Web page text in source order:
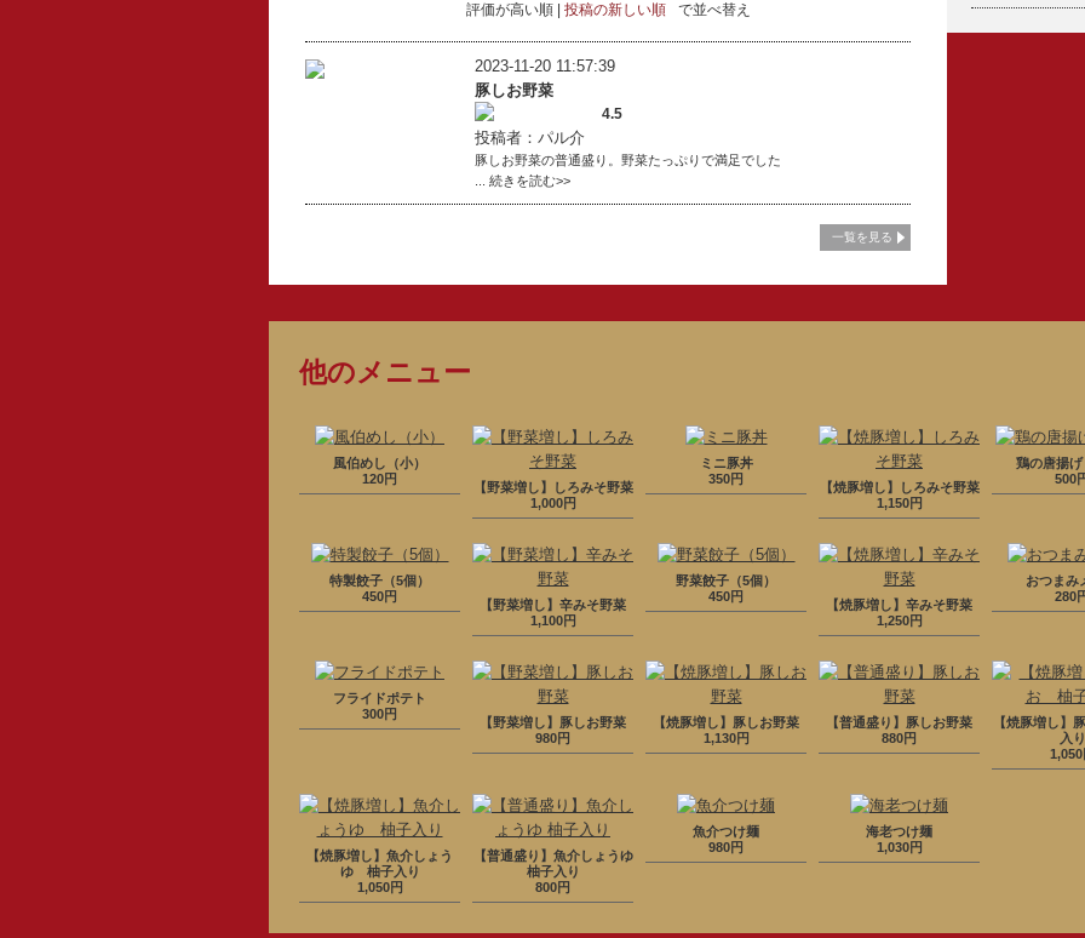
評価が高い順 投稿の新しい順 で並べ替え
2023-11-20 11:57:39
豚しお野菜
4.5
投稿者：パル介
豚しお野菜の普通盛り。野菜たっぷりで満足でした
... 続きを読む>>
一覧を見る
他のメニュー
風伯めし（小）
120円
【野菜増し】しろみそ野菜
1,000円
ミニ豚丼
350円
【焼豚増し】しろみそ野菜
1,150円
鶏の唐揚
500
特製餃子（5個）
450円
【野菜増し】辛みそ野菜
1,100円
野菜餃子（5個）
450円
【焼豚増し】辛みそ野菜
1,250円
おつまみ
280
フライドポテト
300円
【野菜増し】豚しお野菜
980円
【焼豚増し】豚しお野菜
1,130円
【普通盛り】豚しお野菜
880円
【焼豚増し】
入り
1,050
【焼豚増し】魚介しょう
ゆ 柚子入り
1,050円
【普通盛り】魚介しょうゆ
柚子入り
800円
魚介つけ麺
980円
海老つけ麺
1,030円